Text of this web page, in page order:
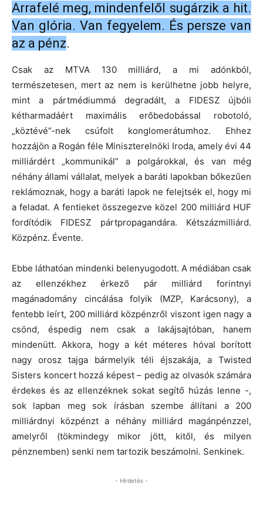
Arrafelé meg, mindenfelől sugárzik a hit.
Van glória. Van fegyelem. És persze van
az a pénz.
Csak az MTVA 130 milliárd, a mi adónkból,
természetesen, mert az nem is kerülhetne jobb helyre,
mint a pártmédiummá degradált, a FIDESZ újbóli
kétharmadáért maximális erőbedobással robotoló,
„köztévé”-nek csúfolt konglomerátumhoz. Ehhez
hozzájön a Rogán féle Miniszterelnöki Iroda, amely évi 44
milliárdért „kommunikál” a polgárokkal, és van még
néhány állami vállalat, melyek a baráti lapokban bőkezűen
reklámoznak, hogy a baráti lapok ne felejtsék el, hogy mi
a feladat. A fentieket összegezve közel 200 milliárd HUF
fordítódik FIDESZ pártpropagandára. Kétszázmilliárd.
Közpénz. Évente.
Ebbe láthatóan mindenki belenyugodott. A médiában csak
az ellenzékhez érkező pár milliárd forintnyi
magánadomány cincálása folyik (MZP, Karácsony), a
fentebb leírt, 200 milliárd közpénzről viszont igen nagy a
csönd, éspedig nem csak a lakájsajtóban, hanem
mindenütt. Akkora, hogy a két méteres hóval borított
nagy orosz tajga bármelyik téli éjszakája, a Twisted
Sisters koncert hozzá képest – pedig az olvasók számára
érdekes és az ellenzéknek sokat segítő húzás lenne -,
sok lapban meg sok írásban szembe állítani a 200
milliárdnyi közpénzt a néhány milliárd magánpénzzel,
amelyről (tökmindegy mikor jött, kitől, és milyen
pénznemben) senki nem tartozik beszámolni. Senkinek.
- Hirdetés -